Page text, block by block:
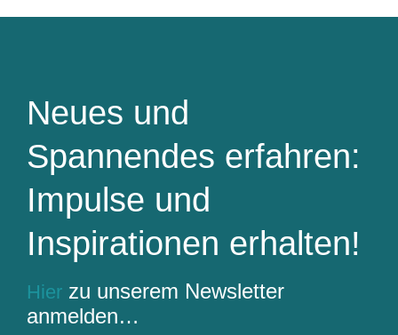
Neues und
Spannendes erfahren:
Impulse und
Inspirationen erhalten!
Hier zu unserem Newsletter
anmelden…